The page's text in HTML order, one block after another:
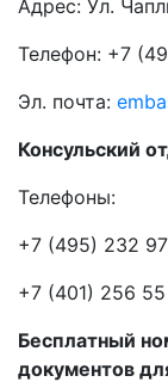
Адрес: Ул.
Телефон: +7
Эл. почта:
Консульский
Телефоны:
+7 (495) 232
+7 (401) 256
Бесплатный
документов